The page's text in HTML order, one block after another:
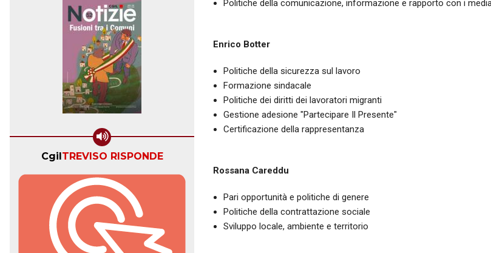
Politiche della comunicazione, informazione e rapporto con i
Enrico Botter
Politiche della sicurezza sul lavoro
Formazione sindacale
Politiche dei diritti dei lavoratori migranti
Gestione adesione "Partecipare Il Presente"
Certificazione della rappresentanza
Rossana Careddu
Pari opportunità e politiche di genere
Politiche della contrattazione sociale
Sviluppo locale, ambiente e territorio
CgilTREVISO RISPONDE